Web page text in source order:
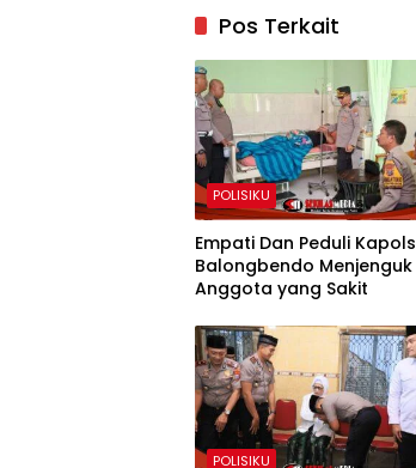
Pos Terkait
POLISIKU
Empati Dan Peduli
Balongbendo Menjenguk
Anggota yang Sakit
POLISIKU